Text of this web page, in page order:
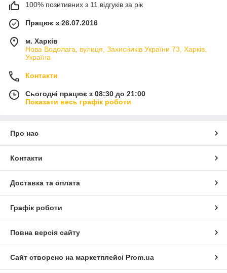
100% позитивних з 11 відгуків за рік
Працює з 26.07.2016
м. Харків
Нова Водолага, вулиця, Захисників України 73, Харків,
Україна
Контакти
Сьогодні працює з 08:30 до 21:00
Показати весь графік роботи
Про нас
Контакти
Доставка та оплата
Графік роботи
Повна версія сайту
Сайт створено на маркетплейсі Prom.ua